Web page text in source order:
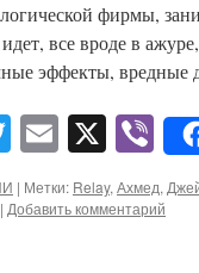
фирмы,
все вроде в
эффекты, вредные
Twitter
Email
X
| Метки: Relay,Ахмед,
| Добавить комментарий